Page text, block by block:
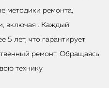
методики ремонта,
включая . Каждый
5 лет, что гарантирует
ремонт. Обращаясь
технику